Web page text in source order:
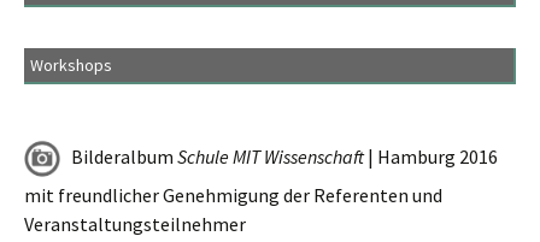
Workshops
Bilderalbum Schule MIT Wissenschaft| Hamburg 2016
mit freundlicher Genehmigung der Referenten und
Veranstaltungsteilnehmer